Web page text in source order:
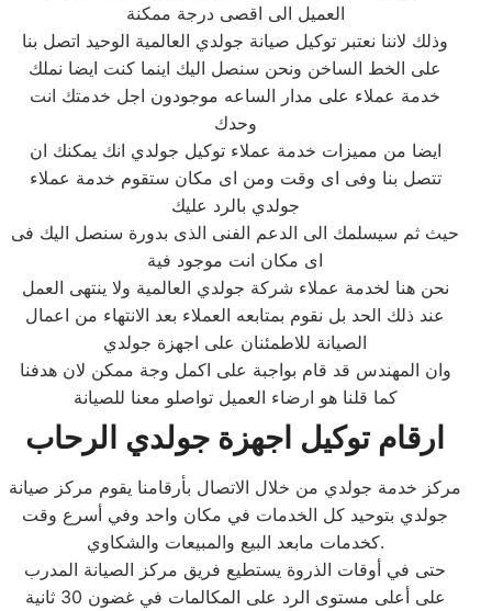
العميل الى اقصى درجة ممكنة
وذلك لاننا نعتبر توكيل صيانة جولدي العالمية الوحيد اتصل بنا
على الخط الساخن ونحن سنصل اليك اينما كنت ايضا نملك
خدمة عملاء على مدار الساعه موجودون اجل خدمتك انت
وحدك
ايضا من مميزات خدمة عملاء توكيل جولدي انك يمكنك ان
تتصل بنا وفى اى وقت ومن اى مكان ستقوم خدمة عملاء
جولدي بالرد عليك
حيث ثم سيسلمك الى الدعم الفنى الذى بدورة سنصل اليك فى
اى مكان انت موجود فية
نحن هنا لخدمة عملاء شركة جولدي العالمية ولا ينتهى العمل
عند ذلك الحد بل نقوم بمتابعه العملاء بعد الانتهاء من اعمال
الصيانة للاطمئنان على اجهزة جولدي
وان المهندس قد قام بواجبة على اكمل وجة ممكن لان هدفنا
كما قلنا هو ارضاء العميل تواصلو معنا للصيانة
ارقام توكيل اجهزة جولدي الرحاب
مركز خدمة جولدي من خلال الاتصال بأرقامنا يقوم مركز صيانة
جولدي بتوحيد كل الخدمات في مكان واحد وفي أسرع وقت
كخدمات مابعد البيع والمبيعات والشكاوي.
حتى في أوقات الذروة يستطيع فريق مركز الصيانة المدرب
على أعلى مستوى الرد على المكالمات في غضون 30 ثانية